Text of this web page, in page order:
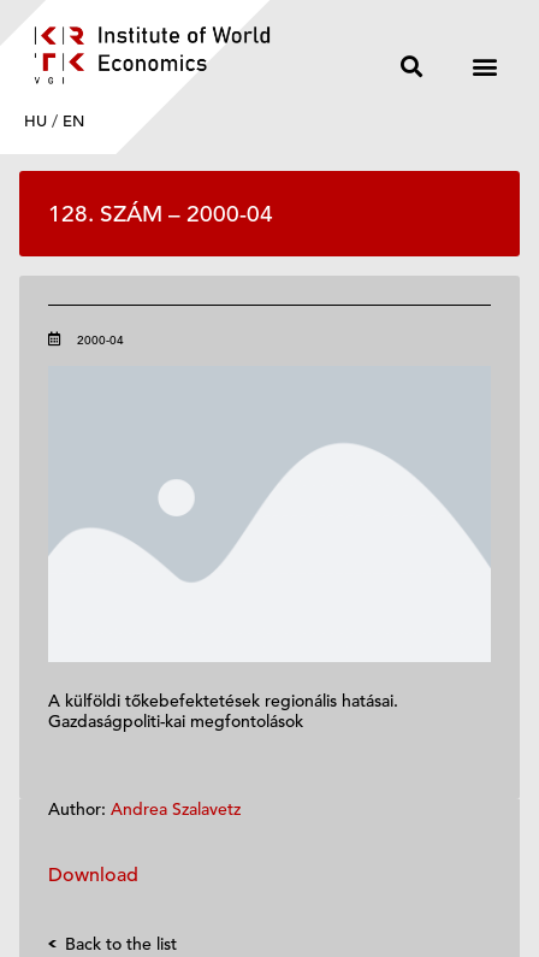
HU / EN
128. SZÁM – 2000-04
2000-04
A külföldi tőkebefektetések regionális hatásai.
Gazdaságpoliti-kai megfontolások
Author: Andrea Szalavetz
Download
Back to the list